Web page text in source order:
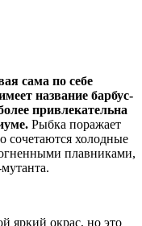
сама по себе
название барбус-
привлекательна
Рыбка поражает
сочетаются холодные
плавниками,
яркий окрас, но это